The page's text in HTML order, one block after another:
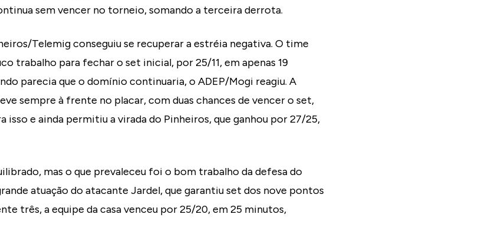
sem vencer no torneio, somando a terceira derrota.
Telemig conseguiu se recuperar a estréia negativa. O time
trabalho para fechar o set inicial, por 25/11, em apenas 19
parecia que o domínio continuaria, o ADEP/Mogi reagiu. A
sempre à frente no placar, com duas chances de vencer o set,
isso e ainda permitiu a virada do Pinheiros, que ganhou por 27/25,
mas o que prevaleceu foi o bom trabalho da defesa do
atuação do atacante Jardel, que garantiu set dos nove pontos
três, a equipe da casa venceu por 25/20, em 25 minutos,